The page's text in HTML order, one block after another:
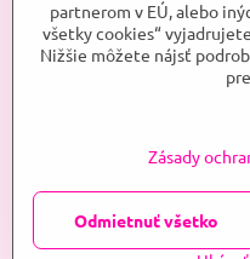
©2026
Predvoľby súkromia
partnerom v EÚ, alebo
všetky cookies“
Nižšie môžete nájsť
Zásady
Odmietnuť všetko